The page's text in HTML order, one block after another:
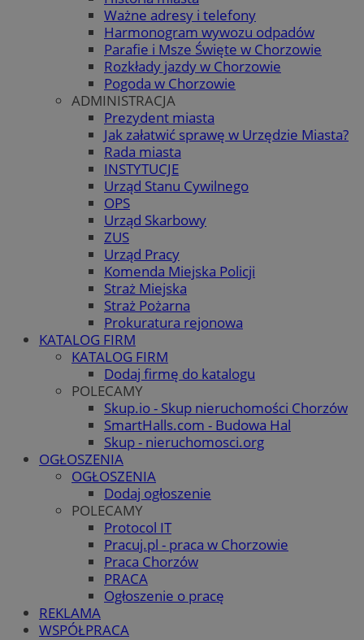
Ważne adresy i telefony
Harmonogram wywozu odpadów
Parafie i Msze Święte w Chorzowie
Rozkłady jazdy w Chorzowie
Pogoda w Chorzowie
ADMINISTRACJA
Prezydent miasta
Jak załatwić sprawę w Urzędzie Miasta?
Rada miasta
INSTYTUCJE
Urząd Stanu Cywilnego
OPS
Urząd Skarbowy
ZUS
Urząd Pracy
Komenda Miejska Policji
Straż Miejska
Straż Pożarna
Prokuratura rejonowa
KATALOG FIRM
KATALOG FIRM
Dodaj firmę do katalogu
POLECAMY
Skup.io - Skup nieruchomości Chorzów
SmartHalls.com - Budowa Hal
Skup - nieruchomosci.org
OGŁOSZENIA
OGŁOSZENIA
Dodaj ogłoszenie
POLECAMY
Protocol IT
Pracuj.pl - praca w Chorzowie
Praca Chorzów
PRACA
Ogłoszenie o pracę
REKLAMA
WSPÓŁPRACA